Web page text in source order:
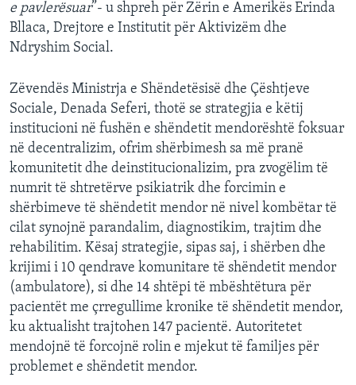
e pavlerësuar”- u shpreh për Zërin e Amerikës Erinda
Bllaca, Drejtore e Institutit për Aktivizëm dhe
Ndryshim Social.
Zëvendës Ministrja e Shëndetësisë dhe Çështjeve
Sociale, Denada Seferi, thotë se strategjia e këtij
institucioni në fushën e shëndetit mendorështë foksuar
në decentralizim, ofrim shërbimesh sa më pranë
komunitetit dhe deinstitucionalizim, pra zvogëlim të
numrit të shtretërve psikiatrik dhe forcimin e
shërbimeve të shëndetit mendor në nivel kombëtar të
cilat synojnë parandalim, diagnostikim, trajtim dhe
rehabilitim. Kësaj strategjie, sipas saj, i shërben dhe
krijimi i 10 qendrave komunitare të shëndetit mendor
(ambulatore), si dhe 14 shtëpi të mbështëtura për
pacientët me çrregullime kronike të shëndetit mendor,
ku aktualisht trajtohen 147 pacientë. Autoritetet
mendojnë të forcojnë rolin e mjekut të familjes për
problemet e shëndetit mendor.